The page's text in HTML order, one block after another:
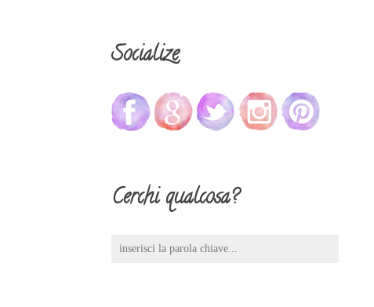
Socialize
Cerchi qualcosa?